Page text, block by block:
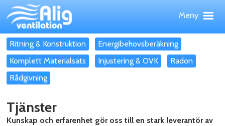
Hoppa
till
huvudinnehållet
Meny
Meny
PRODUKTER
TJÄNSTER
OM ALIG
Ritning & Konstruktion
Energibehovsberäkning
Komplett Materialsats
Injustering & OVK
Radon
Rådgivning
Tjänster
Kunskap och erfarenhet gör oss till en stark leverantör av
Upp